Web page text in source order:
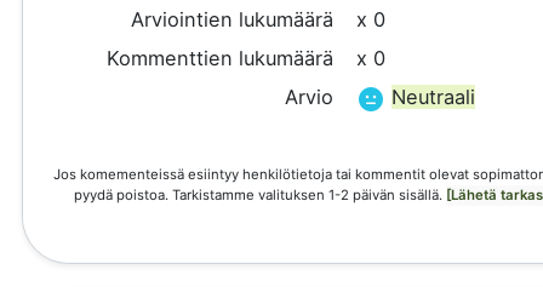
Arviointien lukumäärä
x 0
Kommenttien lukumäärä
x 0
Arvio
Neutraali
Jos komementeissä esiintyy henkilötietoja tai kommentit olevat
pyydä poistoa. Tarkistamme valituksen 1-2 päivän sisällä. [Lähetä